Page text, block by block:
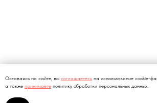
Оставаясь на сайте, вы соглашаетесь на использование cookie-
а также принимаете политику обработки персональных данных.